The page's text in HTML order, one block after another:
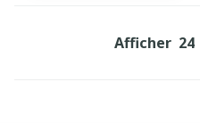
Afficher